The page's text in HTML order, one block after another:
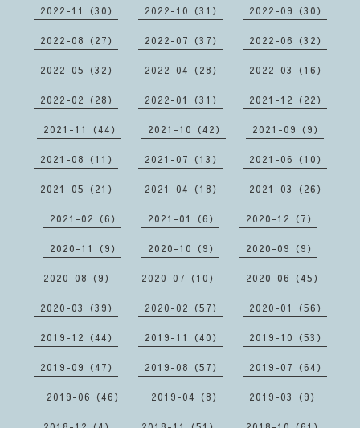
2022-11（30） 2022-10（31） 2022-09（30）
2022-08（27） 2022-07（37） 2022-06（32）
2022-05（32） 2022-04（28） 2022-03（16）
2022-02（28） 2022-01（31） 2021-12（22）
2021-11（44） 2021-10（42） 2021-09（9）
2021-08（11） 2021-07（13） 2021-06（10）
2021-05（21） 2021-04（18） 2021-03（26）
2021-02（6） 2021-01（6） 2020-12（7）
2020-11（9） 2020-10（9） 2020-09（9）
2020-08（9） 2020-07（10） 2020-06（45）
2020-03（39） 2020-02（57） 2020-01（56）
2019-12（44） 2019-11（40） 2019-10（53）
2019-09（47） 2019-08（57） 2019-07（64）
2019-06（46） 2019-04（8） 2019-03（9）